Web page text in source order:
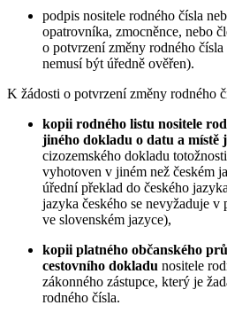
podpis nositele rodného čísla
opatrovníka, zmocněnce, nebo
o potvrzení změny rodného
nemusí být úředně ověřen).
K žádosti o potvrzení změny rodného
kopii rodného listu nositele
jiného dokladu o datu a místě
cizozemského dokladu
vyhotoven v jiném než českém
úřední překlad do českého
jazyka českého se nevyžaduje v
ve slovenském jazyce),
kopii platného občanského
cestovního dokladu nositele
zákonného zástupce, který je
rodného čísla.